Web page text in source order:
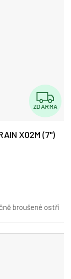
Z
D
A
ZDARMA
X02M (7")
broušené ostří